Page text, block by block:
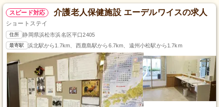
スピード対応 介護老人保健施設 エーデルワイスの求人
ショートステイ
住所 静岡県浜松市浜名区平口2405
最寄駅 浜北駅から1.7km、西鹿島駅から6.7km、遠州小松駅から1.7km